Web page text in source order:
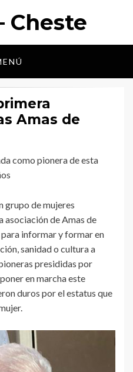
Cheste
Amas de
como pionera de esta
grupo de mujeres
asociación de Amas de
informar y formar en
sanidad o cultura a
presididas por
en marcha este
duros por el estatus que